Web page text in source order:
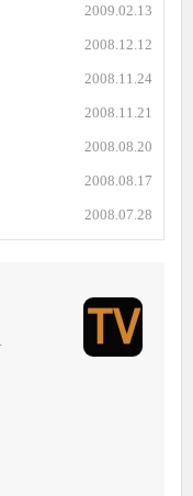
2009.02.13
2008.12.12
2008.11.24
2008.11.21
2008.08.20
2008.08.17
2008.07.28